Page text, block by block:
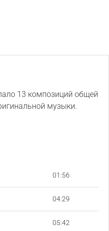
13 композиций общей
музыки.
01:56
04:29
05:42